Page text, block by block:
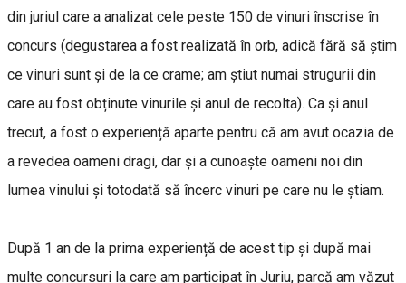
din juriul care a analizat cele peste 150 de vinuri înscrise în
concurs (degustarea a fost realizată în orb, adică fără să știm
ce vinuri sunt și de la ce crame; am știut numai strugurii din
care au fost obținute vinurile și anul de recolta). Ca și anul
trecut, a fost o experiență aparte pentru că am avut ocazia de
a revedea oameni dragi, dar și a cunoaște oameni noi din
lumea vinului și totodată să încerc vinuri pe care nu le știam.
După 1 an de la prima experiență de acest tip și după mai
multe concursuri la care am participat în Juriu, parcă am văzut